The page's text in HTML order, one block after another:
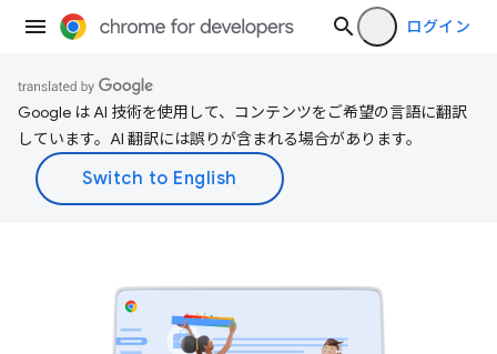
ログイン
Google は AI 技術を使用して、コンテンツをご希望の言語に翻訳
しています。AI 翻訳には誤りが含まれる場合があります。